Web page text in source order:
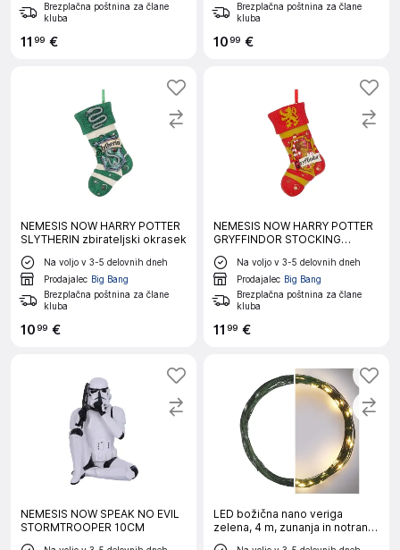
Brezplačna poštnina za člane
kluba
11 99 €
Brezplačna poštnina za člane
kluba
1099 €
NEMESIS NOW HARRY POTTER
SLYTHERIN zbirateljski okrasek
Na voljo v 3-5 delovnih dneh
Prodajalec Big Bang
Brezplačna poštnina za člane
kluba
1099 €
NEMESIS NOW HARRY POTTER
GRYFFINDOR STOCKING
obesek
Na voljo v 3-5 delovnih dneh
Prodajalec Big Bang
Brezplačna poštnina za člane
kluba
11 99 €
NEMESIS NOW SPEAK NO EVIL
STORMTROOPER 10CM
LED božična nano veriga
zelena, 4 m, zunanja in notranja,
topla bela, časovnik